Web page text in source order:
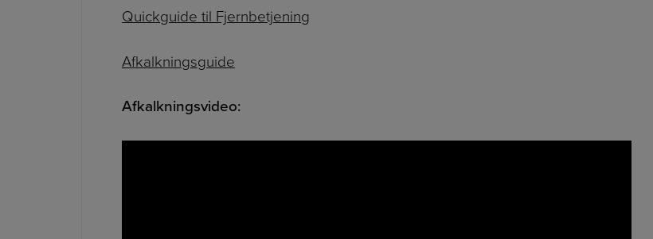
Quickguide til Fjernbetjening
Afkalkningsguide
Afkalkningsvideo: